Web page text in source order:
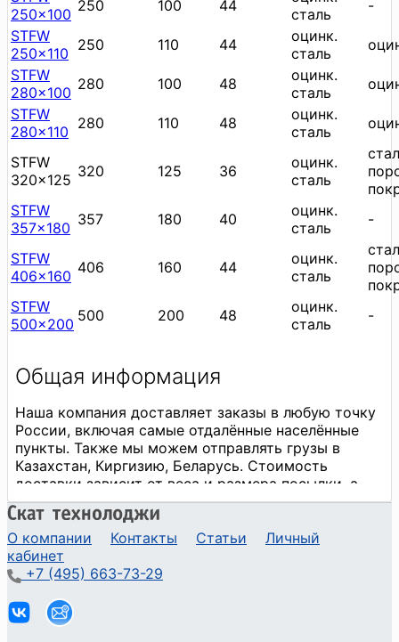
250x100 250 100 44
сталь
-
STFW
250x110 250 110 44
оцинк.
сталь
STFW
280x100 280 100 48
оцинк.
сталь
STFW
280x110 280 110 48
оцинк.
сталь
STFW
320x125 320 125 36
оцинк.
сталь
STFW
357x180 357 180 40
оцинк.
сталь
-
STFW
406x160 406 160 44
оцинк.
сталь
STFW
500x200 500 200 48
оцинк.
сталь
-
О компании Контакты Статьи
Личный
кабинет
+7 (495) 663-73-29